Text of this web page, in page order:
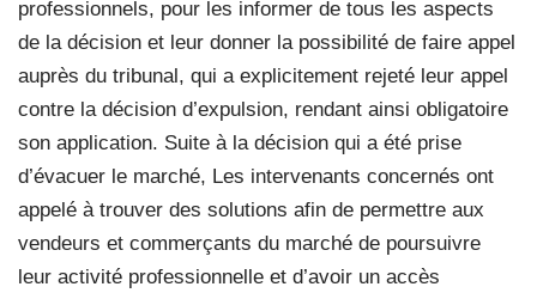
professionnels, pour les informer de tous les aspects
de la décision et leur donner la possibilité de faire appel
auprès du tribunal, qui a explicitement rejeté leur appel
contre la décision d’expulsion, rendant ainsi obligatoire
son application. Suite à la décision qui a été prise
d’évacuer le marché, Les intervenants concernés ont
appelé à trouver des solutions afin de permettre aux
vendeurs et commerçants du marché de poursuivre
leur activité professionnelle et d’avoir un accès